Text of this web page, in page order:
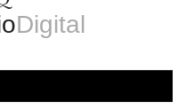
Digital